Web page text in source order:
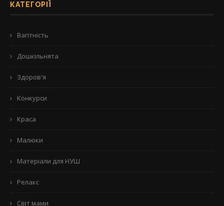
КАТЕГОРІЇ
Вагітність
Дошкільнята
Здоров'я
Конкурси
Краса
Малюки
Матеріали для НУШ
Релакс
Світ мами